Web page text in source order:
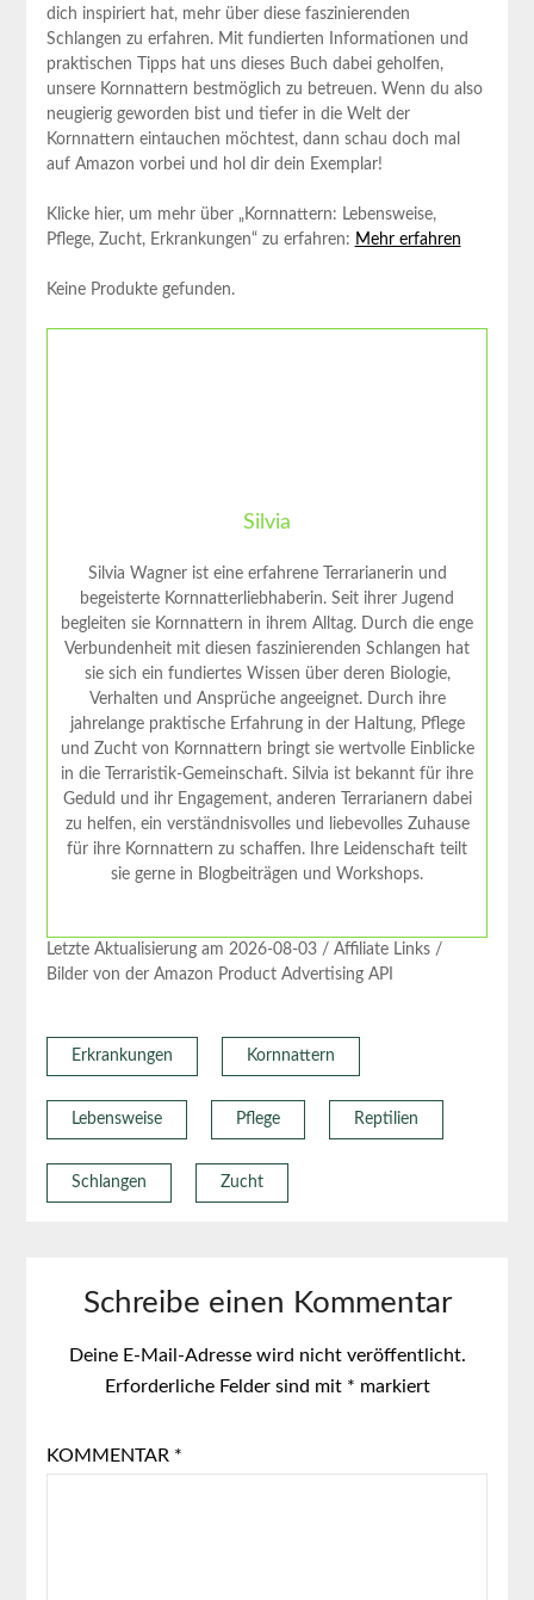
dich inspiriert hat, mehr über diese faszinierenden
Schlangen zu erfahren. Mit fundierten Informationen und
praktischen Tipps hat uns dieses Buch dabei geholfen,
unsere Kornnattern bestmöglich zu betreuen. Wenn du also
neugierig geworden bist und tiefer in die Welt der
Kornnattern eintauchen möchtest, dann schau doch mal
auf Amazon vorbei und hol dir dein Exemplar!
Klicke hier, um mehr über „Kornnattern: Lebensweise,
Pflege, Zucht, Erkrankungen“ zu erfahren: Mehr erfahren
Keine Produkte gefunden.
Silvia
Silvia Wagner ist eine erfahrene Terrarianerin und
begeisterte Kornnatterliebhaberin. Seit ihrer Jugend
begleiten sie Kornnattern in ihrem Alltag. Durch die enge
Verbundenheit mit diesen faszinierenden Schlangen hat
sie sich ein fundiertes Wissen über deren Biologie,
Verhalten und Ansprüche angeeignet. Durch ihre
jahrelange praktische Erfahrung in der Haltung, Pflege
und Zucht von Kornnattern bringt sie wertvolle Einblicke
in die Terraristik-Gemeinschaft. Silvia ist bekannt für ihre
Geduld und ihr Engagement, anderen Terrarianern dabei
zu helfen, ein verständnisvolles und liebevolles Zuhause
für ihre Kornnattern zu schaffen. Ihre Leidenschaft teilt
sie gerne in Blogbeiträgen und Workshops.
Letzte Aktualisierung am 2026-08-03 / Affiliate Links /
Bilder von der Amazon Product Advertising API
Erkrankungen Kornnattern
Lebensweise Pflege Reptilien
Schlangen Zucht
Schreibe einen Kommentar
Deine E-Mail-Adresse wird nicht veröffentlicht.
Erforderliche Felder sind mit * markiert
KOMMENTAR *